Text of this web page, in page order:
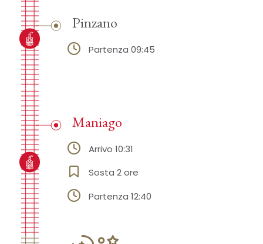
Pinzano
Partenza 09:45
Maniago
Arrivo 10:31
Sosta 2 ore
Partenza 12:40